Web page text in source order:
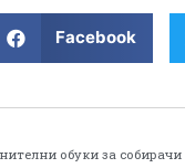
Facebook